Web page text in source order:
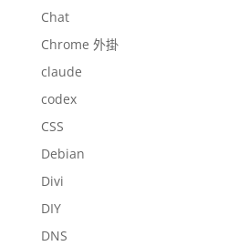
Chat
Chrome 外掛
claude
codex
CSS
Debian
Divi
DIY
DNS